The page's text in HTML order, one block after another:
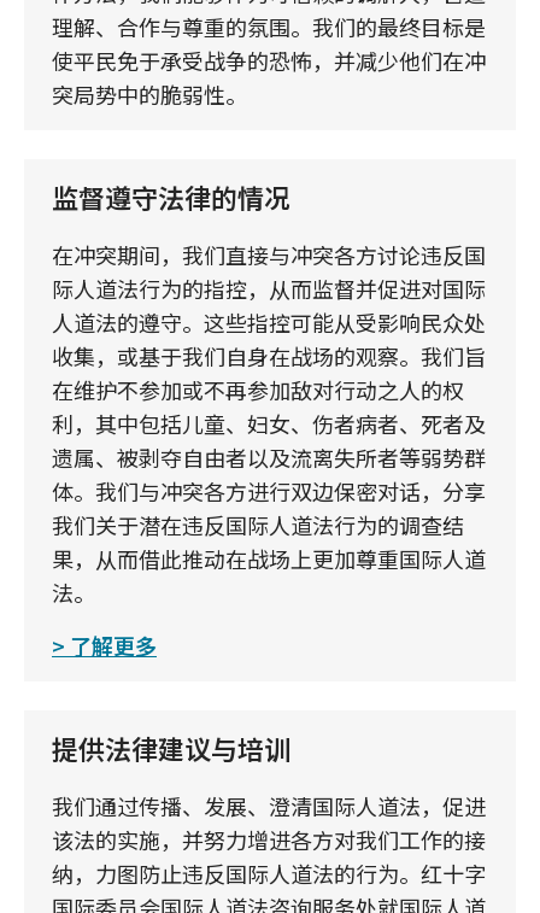
理解、合作与尊重的氛围。我们的最终目标是
使平民免于承受战争的恐怖，并减少他们在冲
突局势中的脆弱性。
监督遵守法律的情况
在冲突期间，我们直接与冲突各方讨论违反国
际人道法行为的指控，从而监督并促进对国际
人道法的遵守。这些指控可能从受影响民众处
收集，或基于我们自身在战场的观察。我们旨
在维护不参加或不再参加敌对行动之人的权
利，其中包括儿童、妇女、伤者病者、死者及
遗属、被剥夺自由者以及流离失所者等弱势群
体。我们与冲突各方进行双边保密对话，分享
我们关于潜在违反国际人道法行为的调查结
果，从而借此推动在战场上更加尊重国际人道
法。
了解更多
提供法律建议与培训
我们通过传播、发展、澄清国际人道法，促进
该法的实施，并努力增进各方对我们工作的接
纳，力图防止违反国际人道法的行为。红十字
国际委员会国际人道法咨询服务处就国际人道